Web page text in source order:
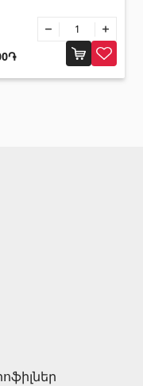
Շինարարական նրբատախտակ (ֆաներա) (4)